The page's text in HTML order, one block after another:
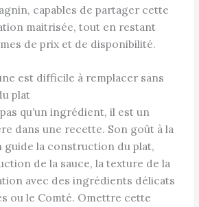
capables de partager cette
maitrisée, tout en restant
de prix et de disponibilité.
est difficile à remplacer sans
plat
qu’un ingrédient, il est un
dans une recette. Son goût à la
guide la construction du plat,
de la sauce, la texture de la
avec des ingrédients délicats
ou le Comté. Omettre cette